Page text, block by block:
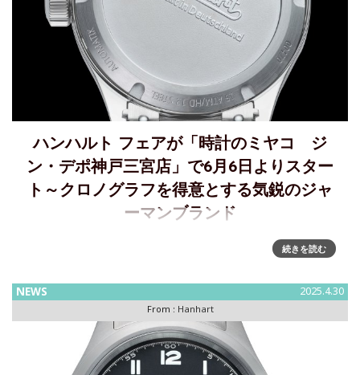
ハンハルト フェアが「時計のミヤコ ジ
ン・デポ神戸三宮店」で6月6日よりスター
ト～クロノグラフを得意とする気鋭のジャ
ーマンブランド
神戸の「時計のミヤコ ジン・デポ神戸三宮店」にて時計好
きが注目するハンハルトフェアがスタート～貴重なアーカイ
催神戸三宮に展開する腕時計の正規販売店「時計のミヤコ
ジン・デ
続きを読む
NEWS 2025.4.30
From : Hanhart